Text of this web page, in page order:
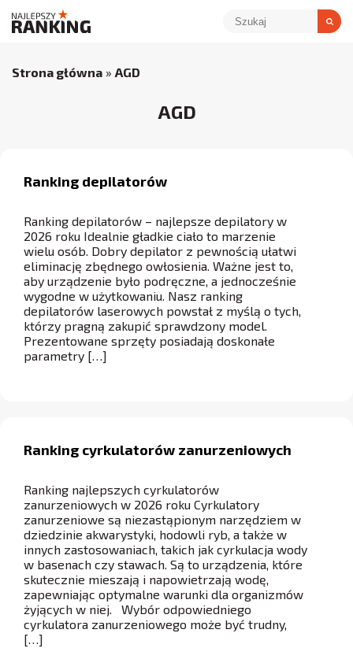
Strona główna » AGD
AGD
Ranking depilatorów
Ranking depilatorów – najlepsze depilatory w
2026 roku Idealnie gładkie ciało to marzenie
wielu osób. Dobry depilator z pewnością ułatwi
eliminację zbędnego owłosienia. Ważne jest to,
aby urządzenie było podręczne, a jednocześnie
wygodne w użytkowaniu. Nasz ranking
depilatorów laserowych powstał z myślą o tych,
którzy pragną zakupić sprawdzony model.
Prezentowane sprzęty posiadają doskonałe
parametry […]
Ranking cyrkulatorów zanurzeniowych
Ranking najlepszych cyrkulatorów
zanurzeniowych w 2026 roku Cyrkulatory
zanurzeniowe są niezastąpionym narzędziem w
dziedzinie akwarystyki, hodowli ryb, a także w
innych zastosowaniach, takich jak cyrkulacja wody
w basenach czy stawach. Są to urządzenia, które
skutecznie mieszają i napowietrzają wodę,
zapewniając optymalne warunki dla organizmów
żyjących w niej. Wybór odpowiedniego
cyrkulatora zanurzeniowego może być trudny,
[…]